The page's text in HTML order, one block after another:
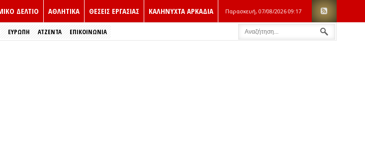
ΔΕΛΤΙΟ ΑΘΛΗΤΙΚΑ ΘΕΣΕΙΣ ΕΡΓΑΣΙΑΣ ΚΑΛΗΝΥΧΤΑ ΑΡΚΑΔΙΑ Παρασκευή, 07/08/2026 09:17
ΕΥΡΏΠΗ ΑΤΖΕΝΤΑ ΕΠΙΚΟΙΝΩΝΙΑ